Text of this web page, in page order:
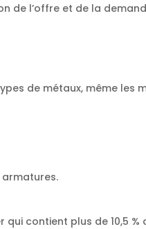
de l’offre et de la
de métaux, même les
contient plus de 10,5